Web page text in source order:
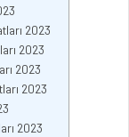
2023
2023
2023
2023
2023